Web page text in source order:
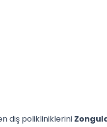
diş polikliniklerini